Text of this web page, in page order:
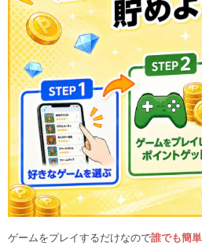
ゲームをプレイするだけなので誰でも簡